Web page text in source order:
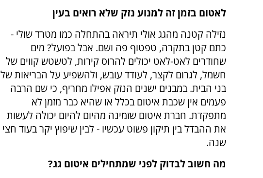
לאטום בזמן זה למנוע נזק שלא רואים בעין
נזילה קטנה מהגג אולי תיראה בהתחלה כמו מטרד שולי -
כתם קטן בתקרה, טפטוף פה ושם. אבל בפועל? מים
שחודרים לאט-לאט יכולים להרוס קירות, לטשטש קווים של
חשמל, לגרום לקצר, לעודד עובש, ולהשפיע על הבריאות של
בני הבית. במבנים ישנים הנזק אפילו מחריף, כי שם הרבה
פעמים אין שכבת איטום בכלל או שהיא כבר מזמן לא
מתפקדת. חברת איטום שזמינה מהיום להיום יכולה לעשות
את ההבדל בין תיקון פשוט עכשיו - לבין שיפוץ יקר בעוד חצי
שנה.
מה חשוב לבדוק לפני שמתחילים איטום גג?